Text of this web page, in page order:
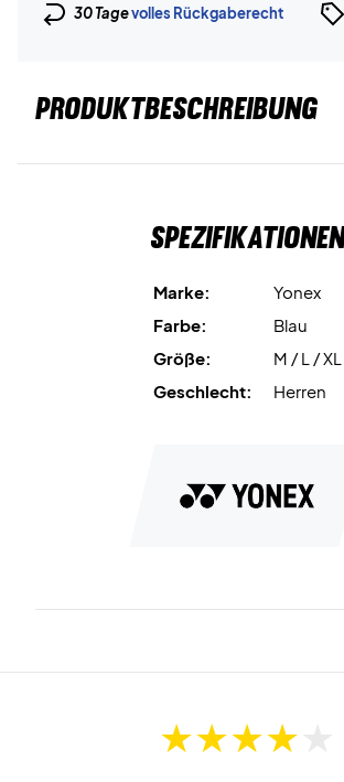
30 Tagevolles Rückgaberecht
PRODUKTBESCHREIBUNG
Spezifikationen
Marke:
Yonex
Farbe:
Blau
Größe:
M / L / XL
Geschlecht:
Herren